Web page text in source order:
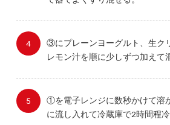
③にプレーンヨーグルト、生ク
レモン汁を順に少しずつ加えて
①を電子レンジに数秒かけて
に流し入れて冷蔵庫で2時間程冷